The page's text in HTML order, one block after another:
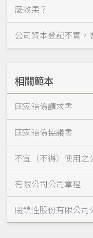
麼效果？
公司資本登記不實，
相關範本
國家賠償請求書
國家賠償協議書
不宜（不得）使用之
有限公司公司章程
閉鎖性股份有限公司